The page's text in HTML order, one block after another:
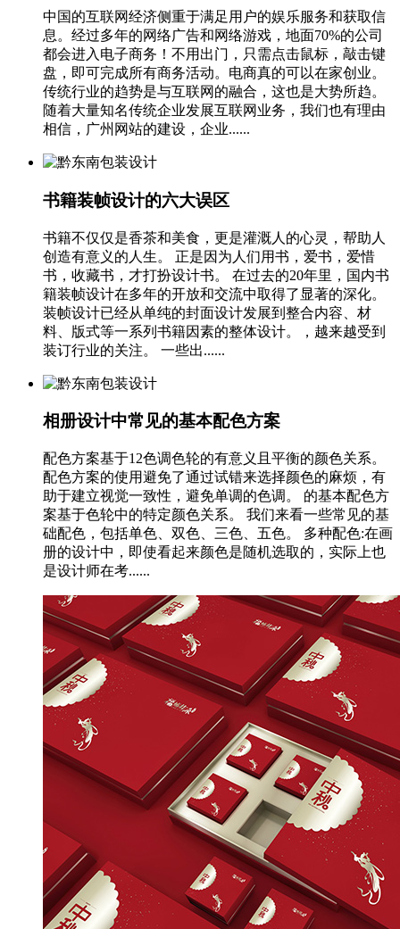
中国的互联网经济侧重于满足用户的娱乐服务和获取信
息。经过多年的网络广告和网络游戏，地面70%的公司
都会进入电子商务！不用出门，只需点击鼠标，敲击键
盘，即可完成所有商务活动。电商真的可以在家创业。
传统行业的趋势是与互联网的融合，这也是大势所趋。
随着大量知名传统企业发展互联网业务，我们也有理由
相信，广州网站的建设，企业......
书籍装帧设计的六大误区
书籍不仅仅是香茶和美食，更是灌溉人的心灵，帮助人
创造有意义的人生。 正是因为人们用书，爱书，爱惜
书，收藏书，才打扮设计书。 在过去的20年里，国内书
籍装帧设计在多年的开放和交流中取得了显著的深化。
装帧设计已经从单纯的封面设计发展到整合内容、材
料、版式等一系列书籍因素的整体设计。，越来越受到
装订行业的关注。 一些出......
相册设计中常见的基本配色方案
配色方案基于12色调色轮的有意义且平衡的颜色关系。
配色方案的使用避免了通过试错来选择颜色的麻烦，有
助于建立视觉一致性，避免单调的色调。 的基本配色方
案基于色轮中的特定颜色关系。 我们来看一些常见的基
础配色，包括单色、双色、三色、五色。 多种配色:在画
册的设计中，即使看起来颜色是随机选取的，实际上也
是设计师在考......